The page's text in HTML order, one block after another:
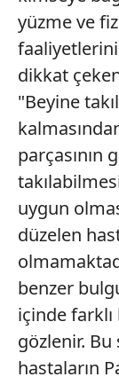
yüzme ve
faaliyetlerini
dikkat
"Beyine
parçasının
uygun
düzelen
benzer
içinde
gözlenir.
hastaların